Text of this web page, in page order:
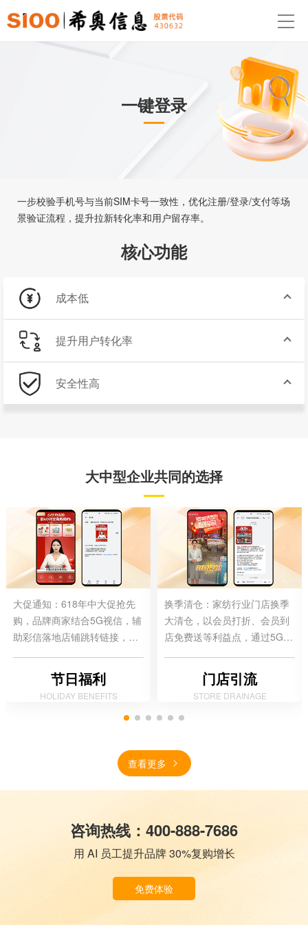
一键登录
一步校验手机号与当前SIM卡号一致性，优化注册/登录/支付等场
景验证流程，提升拉新转化率和用户留存率。
核心功能
成本低
提升用户转化率
安全性高
大中型企业共同的选择
大促通知：618年中大促抢先
购，品牌商家结合5G视信，辅
助彩信落地店铺跳转链接，形
节日福利
HOLIDAY BENEFITS
换季清仓：家纺行业门店换季
大清仓，以会员打折、会员到
店免费送等利益点，通过5G视
优惠通知到会员用户。
门店引流
STORE DRAINAGE
查看更多
咨询热线：400-888-7686
用 AI 员工提升品牌 30%复购增长
免费体验